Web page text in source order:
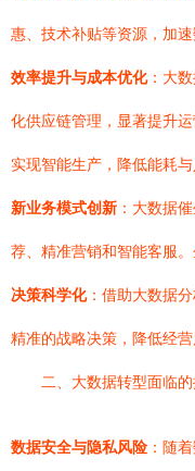
惠、技术补贴等资源，加速
效率提升与成本优化：大
化供应链管理，显著提升
实现智能生产，降低能耗与
新业务模式创新 ：大数据
荐、精准营销和智能客服
决策科学化：借助大数据
精准的战略决策，降低经营
二、大数据转型面临
数据安全与隐私风险 ：随